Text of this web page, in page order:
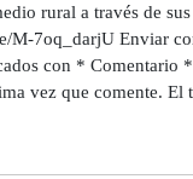
rural a través de
M-7oq_darjU Enviar
con *
vez que comente. El